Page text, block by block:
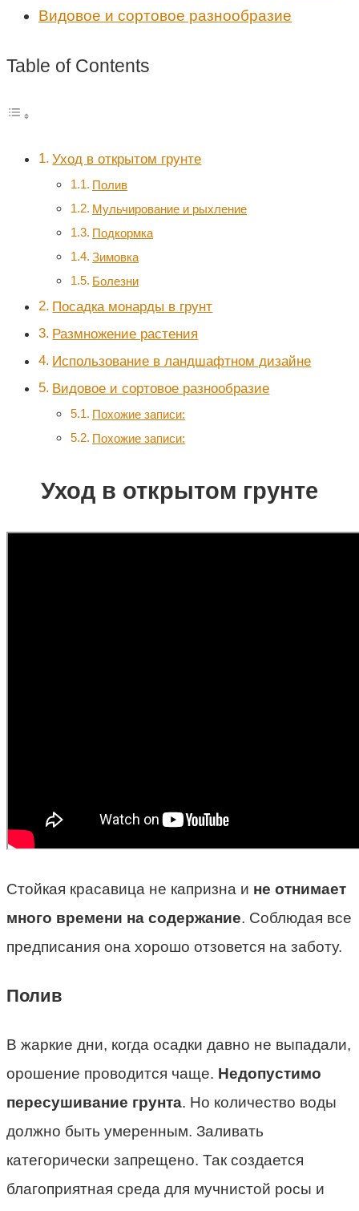
Видовое и сортовое разнообразие
Table of Contents
Уход в открытом грунте
Полив
Мульчирование и рыхление
Подкормка
Зимовка
Болезни
Посадка монарды в грунт
Размножение растения
Использование в ландшафтном дизайне
Видовое и сортовое разнообразие
Похожие записи:
Похожие записи:
Уход в открытом грунте
Стойкая красавица не капризна и не отнимает
много времени на содержание. Соблюдая все
предписания она хорошо отзовется на заботу.
Полив
В жаркие дни, когда осадки давно не выпадали,
орошение проводится чаще. Недопустимо
пересушивание грунта. Но количество воды
должно быть умеренным. Заливать
категорически запрещено. Так создается
благоприятная среда для мучнистой росы и